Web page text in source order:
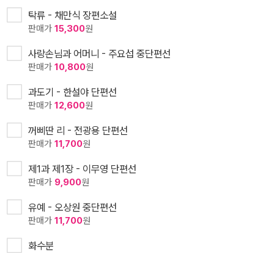
탁류 - 채만식 장편소설
판매가 15,300원
사랑손님과 어머니 - 주요섭 중단편선
판매가 10,800원
과도기 - 한설야 단편선
판매가 12,600원
꺼삐딴 리 - 전광용 단편선
판매가 11,700원
제1과 제1장 - 이무영 단편선
판매가 9,900원
유예 - 오상원 중단편선
판매가 11,700원
화수분